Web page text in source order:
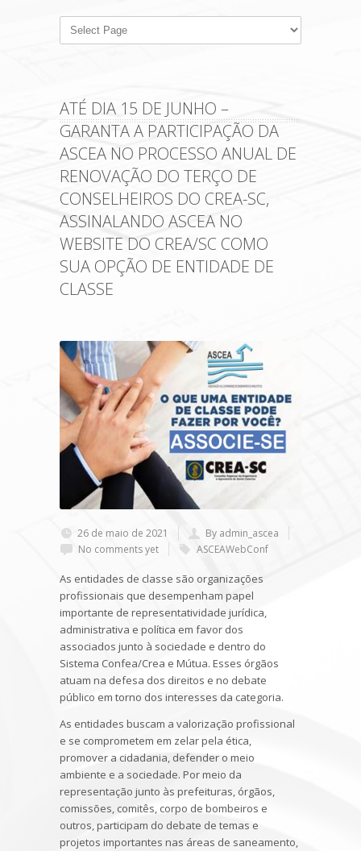
ATÉ DIA 15 DE JUNHO –
GARANTA A PARTICIPAÇÃO DA
ASCEA NO PROCESSO ANUAL DE
RENOVAÇÃO DO TERÇO DE
CONSELHEIROS DO CREA-SC,
ASSINALANDO ASCEA NO
WEBSITE DO CREA/SC COMO
SUA OPÇÃO DE ENTIDADE DE
CLASSE
26 de maio de 2021
By admin_ascea
No comments yet
ASCEAWebConf
As entidades de classe são organizações
profissionais que desempenham papel
importante de representatividade jurídica,
administrativa e política em favor dos
associados junto à sociedade e dentro do
Sistema Confea/Crea e Mútua. Esses órgãos
atuam na defesa dos direitos e no debate
público em torno dos interesses da categoria.
As entidades buscam a valorização profissional
e se comprometem em zelar pela ética,
promover a cidadania, defender o meio
ambiente e a sociedade. Por meio da
representação junto às prefeituras, órgãos,
comissões, comitês, corpo de bombeiros e
outros, participam do debate de temas e
projetos importantes nas áreas de saneamento,